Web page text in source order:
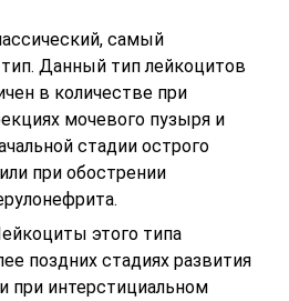
самый
Данный тип лейкоцитов
в количестве при
мочевого пузыря и
стадии острого
при обострении
этого типа
поздних стадиях развития
при интерстициальном